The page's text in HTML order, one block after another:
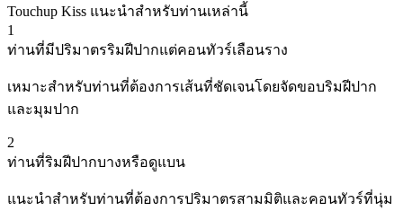
Touchup Kiss แนะนำสำหรับท่านเหล่านี้
1
ท่านที่มีปริมาตรริมฝีปากแต่คอนทัวร์เลือนราง
เหมาะสำหรับท่านที่ต้องการเส้นที่ชัดเจนโดยจัดขอบริมฝีปาก
และมุมปาก
2
ท่านที่ริมฝีปากบางหรือดูแบน
แนะนำสำหรับท่านที่ต้องการปริมาตรสามมิติและคอนทัวร์ที่นุ่ม